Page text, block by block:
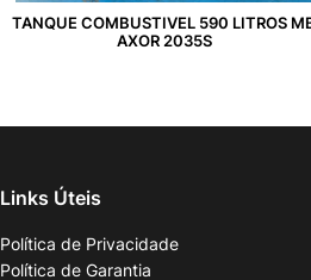
TANQUE COMBUSTIVEL 590 LITROS
AXOR 2035S
Links Úteis
Política de Privacidade
Política de Garantia